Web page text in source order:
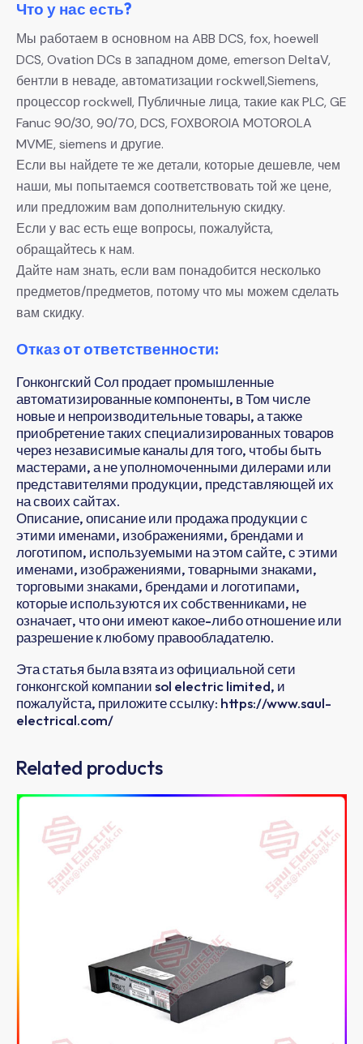
Что у нас есть?
Мы работаем в основном на ABB DCS, fox, hoewell
DCS, Ovation DCs в западном доме, emerson DeltaV,
бентли в неваде, автоматизации rockwell,Siemens,
процессор rockwell, Публичные лица, такие как PLC, GE
Fanuc 90/30, 90/70, DCS, FOXBOROIA MOTOROLA
MVME, siemens и другие.
Если вы найдете те же детали, которые дешевле, чем
наши, мы попытаемся соответствовать той же цене,
или предложим вам дополнительную скидку.
Если у вас есть еще вопросы, пожалуйста,
обращайтесь к нам.
Дайте нам знать, если вам понадобится несколько
предметов/предметов, потому что мы можем сделать
вам скидку.
Отказ от ответственности:
Гонконгский Сол продает промышленные
автоматизированные компоненты, в Том числе
новые и непроизводительные товары, а также
приобретение таких специализированных товаров
через независимые каналы для того, чтобы быть
мастерами, а не уполномоченными дилерами или
представителями продукции, представляющей их
на своих сайтах.
Описание, описание или продажа продукции с
этими именами, изображениями, брендами и
логотипом, используемыми на этом сайте, с этими
именами, изображениями, товарными знаками,
торговыми знаками, брендами и логотипами,
которые используются их собственниками, не
означает, что они имеют какое-либо отношение или
разрешение к любому правообладателю.
Эта статья была взята из официальной сети
гонконгской компании sol electric limited, и
пожалуйста, приложите ссылку: https://www.saul-
electrical.com/
Related products